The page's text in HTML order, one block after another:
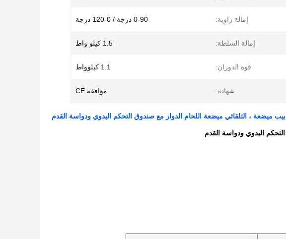
إمالة زاوية: 0-90 درجة / 0-120 درجة
إمالة السلطة: 1.5 كيلو واط
قوة الدوران: 1.1 كيلوواط
شهادة: موافقة CE